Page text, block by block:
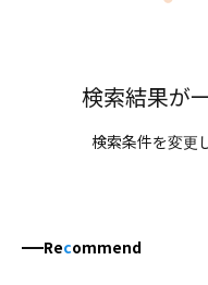
検索結果が
検索条件を変更
Recommend